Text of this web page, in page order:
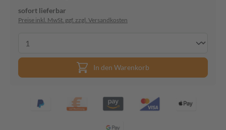
sofort lieferbar
Preise inkl. MwSt. ggf. zzgl. Versandkosten
In den Warenkorb